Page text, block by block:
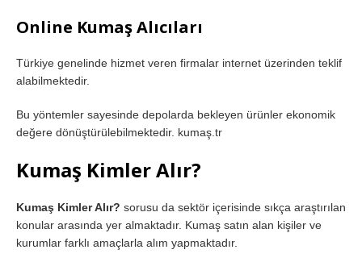
Online Kumaş Alıcıları
Türkiye genelinde hizmet veren firmalar internet üzerinden teklif
alabilmektedir.
Bu yöntemler sayesinde depolarda bekleyen ürünler ekonomik
değere dönüştürülebilmektedir. kumaş.tr
Kumaş Kimler Alır?
Kumaş Kimler Alır? sorusu da sektör içerisinde sıkça araştırılan
konular arasında yer almaktadır. Kumaş satın alan kişiler ve
kurumlar farklı amaçlarla alım yapmaktadır.